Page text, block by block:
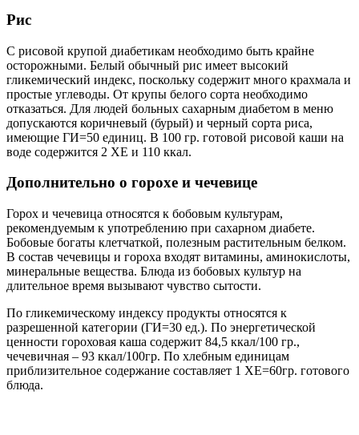
Рис
С рисовой крупой диабетикам необходимо быть крайне
осторожными. Белый обычный рис имеет высокий
гликемический индекс, поскольку содержит много крахмала и
простые углеводы. От крупы белого сорта необходимо
отказаться. Для людей больных сахарным диабетом в меню
допускаются коричневый (бурый) и черный сорта риса,
имеющие ГИ=50 единиц. В 100 гр. готовой рисовой каши на
воде содержится 2 ХЕ и 110 ккал.
Дополнительно о горохе и чечевице
Горох и чечевица относятся к бобовым культурам,
рекомендуемым к употреблению при сахарном диабете.
Бобовые богаты клетчаткой, полезным растительным белком.
В состав чечевицы и гороха входят витамины, аминокислоты,
минеральные вещества. Блюда из бобовых культур на
длительное время вызывают чувство сытости.
По гликемическому индексу продукты относятся к
разрешенной категории (ГИ=30 ед.). По энергетической
ценности гороховая каша содержит 84,5 ккал/100 гр.,
чечевичная – 93 ккал/100гр. По хлебным единицам
приблизительное содержание составляет 1 ХЕ=60гр. готового
блюда.